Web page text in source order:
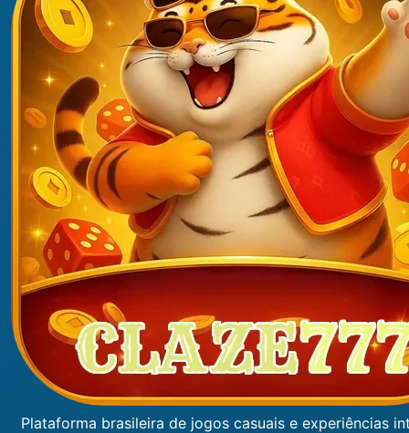
Plataforma brasileira de jogos casuais e experiências